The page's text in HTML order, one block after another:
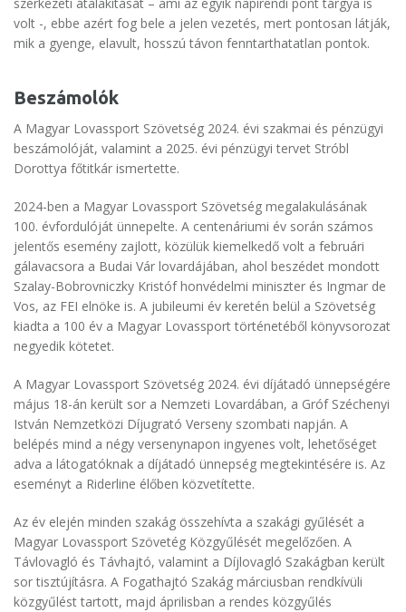
szerkezeti átalakítását – ami az egyik napirendi pont tárgya is
volt -, ebbe azért fog bele a jelen vezetés, mert pontosan látják,
mik a gyenge, elavult, hosszú távon fenntarthatatlan pontok.
Beszámolók
A Magyar Lovassport Szövetség 2024. évi szakmai és pénzügyi
beszámolóját, valamint a 2025. évi pénzügyi tervet Stróbl
Dorottya főtitkár ismertette.
2024-ben a Magyar Lovassport Szövetség megalakulásának
100. évfordulóját ünnepelte. A centenáriumi év során számos
jelentős esemény zajlott, közülük kiemelkedő volt a februári
gálavacsora a Budai Vár lovardájában, ahol beszédet mondott
Szalay-Bobrovniczky Kristóf honvédelmi miniszter és Ingmar de
Vos, az FEI elnöke is. A jubileumi év keretén belül a Szövetség
kiadta a 100 év a Magyar Lovassport történetéből könyvsorozat
negyedik kötetet.
A Magyar Lovassport Szövetség 2024. évi díjátadó ünnepségére
május 18-án került sor a Nemzeti Lovardában, a Gróf Széchenyi
István Nemzetközi Díjugrató Verseny szombati napján. A
belépés mind a négy versenynapon ingyenes volt, lehetőséget
adva a látogatóknak a díjátadó ünnepség megtekintésére is. Az
eseményt a Riderline élőben közvetítette.
Az év elején minden szakág összehívta a szakági gyűlését a
Magyar Lovassport Szövetég Közgyűlését megelőzően. A
Távlovagló és Távhajtó, valamint a Díjlovagló Szakágban került
sor tisztújításra. A Fogathajtó Szakág márciusban rendkívüli
közgyűlést tartott, majd áprilisban a rendes közgyűlés